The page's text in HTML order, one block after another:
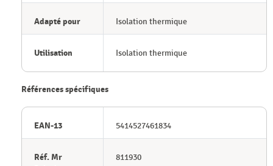
Adapté pour Isolation thermique
Utilisation Isolation thermique
Références spécifiques
EAN-13 5414527461834
Réf. Mr
811930